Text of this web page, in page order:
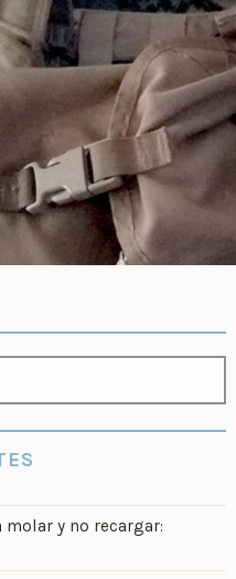
y no recargar: